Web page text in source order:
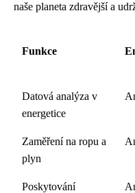
naše planeta zdravější a
Funkce
Datová analýza v
energetice
Zaměření na ropu a
plyn
Poskytování